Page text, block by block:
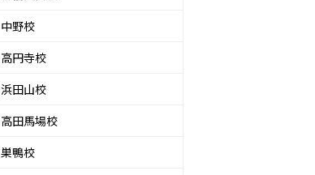
中野校
高円寺校
浜田山校
高田馬場校
巣鴨校